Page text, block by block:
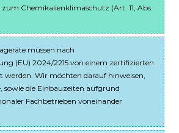
zum Chemikalienklimaschutz (Art. 11, Abs.
müssen nach
(EU) 2024/2215 von einem zertifizierten
werden. Wir möchten darauf hinweisen,
sowie die Einbauzeiten aufgrund
Fachbetrieben voneinander